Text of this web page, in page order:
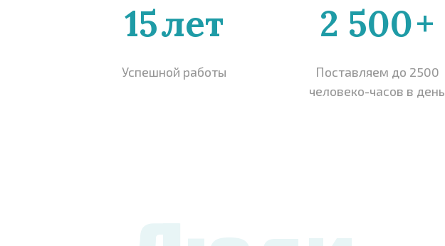
15лет
Успешной работы
2 500+
Поставляем до 2500
человеко-часов в день